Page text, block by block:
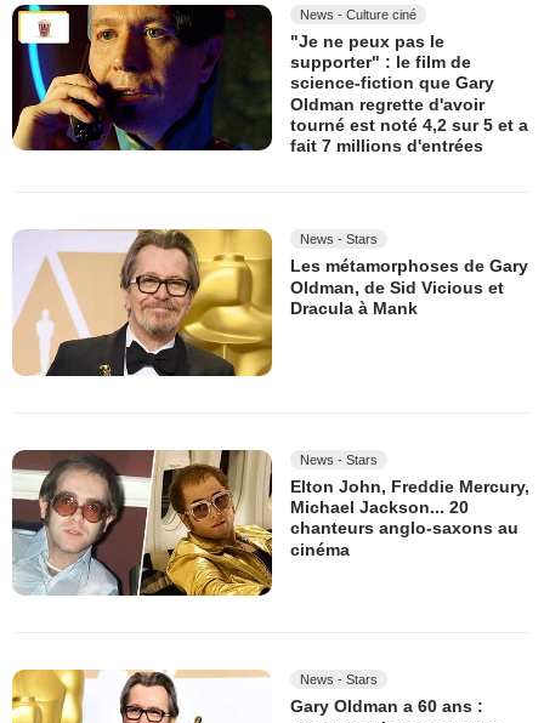
News - Culture ciné
"Je ne peux pas le
supporter" : le film de
science-fiction que Gary
Oldman regrette d'avoir
tourné est noté 4,2 sur 5 et a
fait 7 millions d'entrées
News - Stars
Les métamorphoses de Gary
Oldman, de Sid Vicious et
Dracula à Mank
News - Stars
Elton John, Freddie Mercury,
Michael Jackson... 20
chanteurs anglo-saxons au
cinéma
News - Stars
Gary Oldman a 60 ans :